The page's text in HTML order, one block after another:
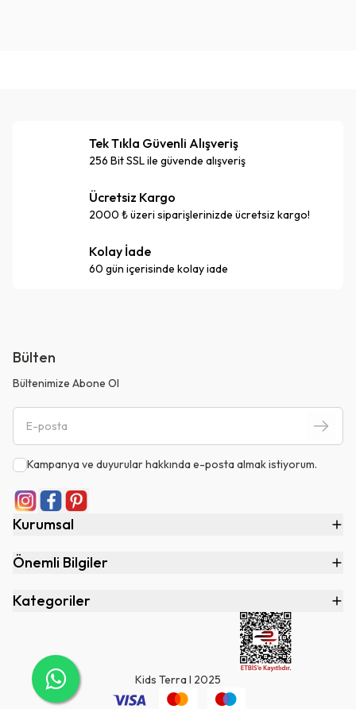
Tek Tıkla Güvenli Alışveriş
256 Bit SSL ile güvende alışveriş
Ücretsiz Kargo
2000 ₺ üzeri siparişlerinizde ücretsiz kargo!
Kolay İade
60 gün içerisinde kolay iade
Bülten
Bültenimize Abone Ol
Kampanya ve duyurular hakkında e-posta almak istiyorum.
Kurumsal
Önemli Bilgiler
Kategoriler
Kids Terra I 2025